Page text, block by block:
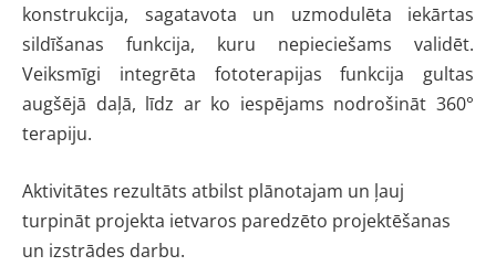
konstrukcija, sagatavota un uzmodulēta iekārtas
sildīšanas funkcija, kuru nepieciešams validēt.
Veiksmīgi integrēta fototerapijas funkcija gultas
augšējā daļā, līdz ar ko iespējams nodrošināt 360°
terapiju.
Aktivitātes rezultāts atbilst plānotajam un ļauj
turpināt projekta ietvaros paredzēto projektēšanas
un izstrādes darbu.